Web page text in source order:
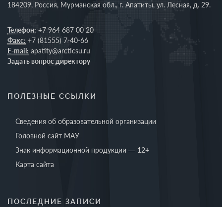
184209, Россия, Мурманская обл., г. Апатиты, ул. Лесная, д. 29.
Телефон: +7 964 687 00 20
Факс: +7 (81555) 7-40-66
E-mail: apatity@arcticsu.ru
Задать вопрос директору
ПОЛЕЗНЫЕ ССЫЛКИ
Сведения об образовательной организации
Головной сайт МАУ
Знак информационной продукции — 12+
Карта сайта
ПОСЛЕДНИЕ ЗАПИСИ